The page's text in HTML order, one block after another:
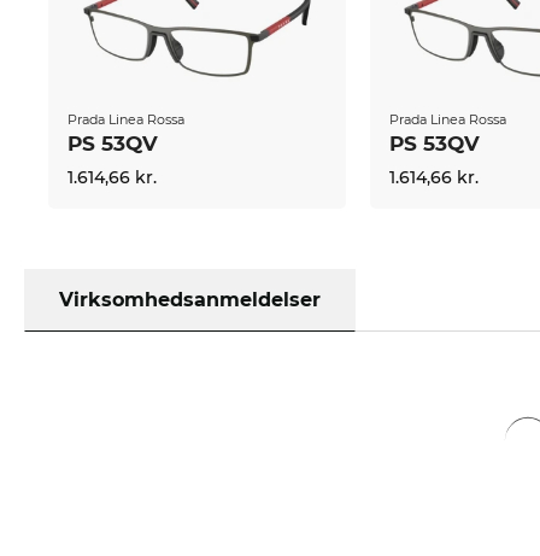
Prada Linea Rossa
PS 53QV
1.614,66 kr.
Prada Linea Rossa
PS 53QV
1.614,66 kr.
Virksomhedsanmeldelser